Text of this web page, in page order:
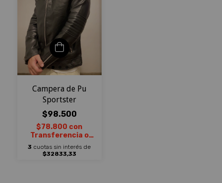
Campera de Pu
Sportster
$98.500
$78.800 con
Transferencia o
depósito bancario
3 cuotas sin interés de
$32833,33